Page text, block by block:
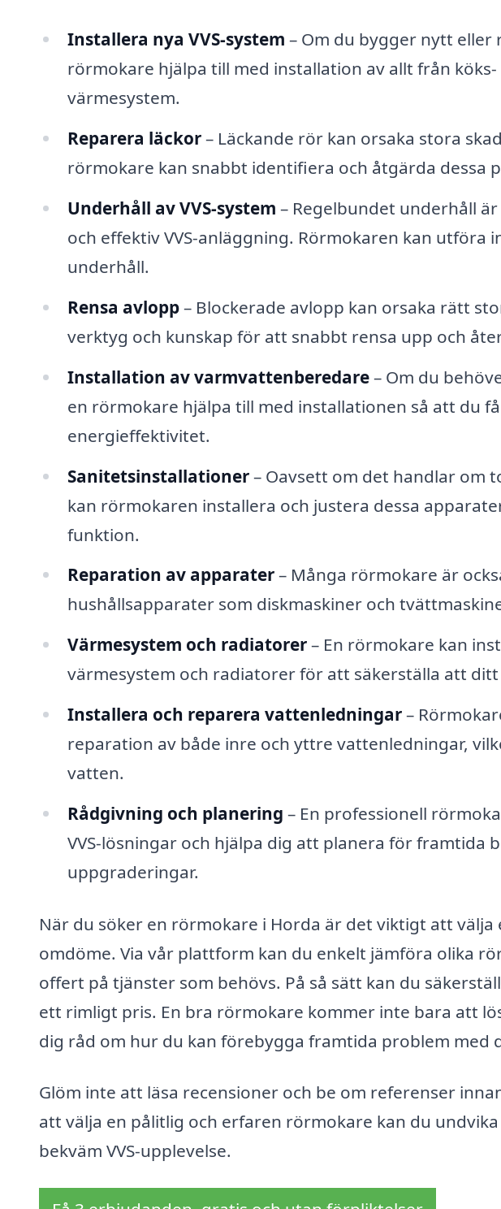
Installera nya VVS-system – Om du bygger nytt
rörmokare hjälpa till med installation av allt från
värmesystem.
Reparera läckor– Läckande rör kan orsaka stora
rörmokare kan snabbt identifiera och åtgärda dessa
Underhåll av VVS-system – Regelbundet underhåll
och effektiv VVS-anläggning. Rörmokaren kan utföra
underhåll.
Rensa avlopp– Blockerade avlopp kan orsaka rätt
verktyg och kunskap för att snabbt rensa upp och
Installation av varmvattenberedare– Om du
en rörmokare hjälpa till med installationen så att du
energieffektivitet.
Sanitetsinstallationer– Oavsett om det handlar om
kan rörmokaren installera och justera dessa
funktion.
Reparation av apparater– Många rörmokare är
hushållsapparater som diskmaskiner och
Värmesystem och radiatorer– En rörmokare kan
värmesystem och radiatorer för att säkerställa att
Installera och reparera vattenledningar–
reparation av både inre och yttre vattenledningar,
vatten.
Rådgivning och planering – En professionell
VVS-lösningar och hjälpa dig att planera för framtida
uppgraderingar.
När du söker en rörmokare i Horda är det viktigt att
omdöme. Via vår plattform kan du enkelt jämföra olika
offert på tjänster som behövs. På så sätt kan du
ett rimligt pris. En bra rörmokare kommer inte bara att
dig råd om hur du kan förebygga framtida problem med
Glöm inte att läsa recensioner och be om referenser
att välja en pålitlig och erfaren rörmokare kan du
bekväm VVS-upplevelse.